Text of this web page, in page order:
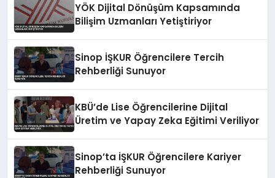
YÖK Dijital Dönüşüm Kapsamında
Bilişim Uzmanları Yetiştiriyor
Sinop İŞKUR Öğrencilere Tercih
Rehberliği Sunuyor
KBÜ’de Lise Öğrencilerine Dijital
Üretim ve Yapay Zeka Eğitimi Veriliyor
Sinop’ta İŞKUR Öğrencilere Kariyer
Rehberliği Sunuyor